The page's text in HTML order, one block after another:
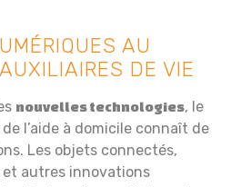
AU
DE VIE
nouvelles technologies, le
l’aide à domicile connaît de
Les objets connectés,
et autres innovations